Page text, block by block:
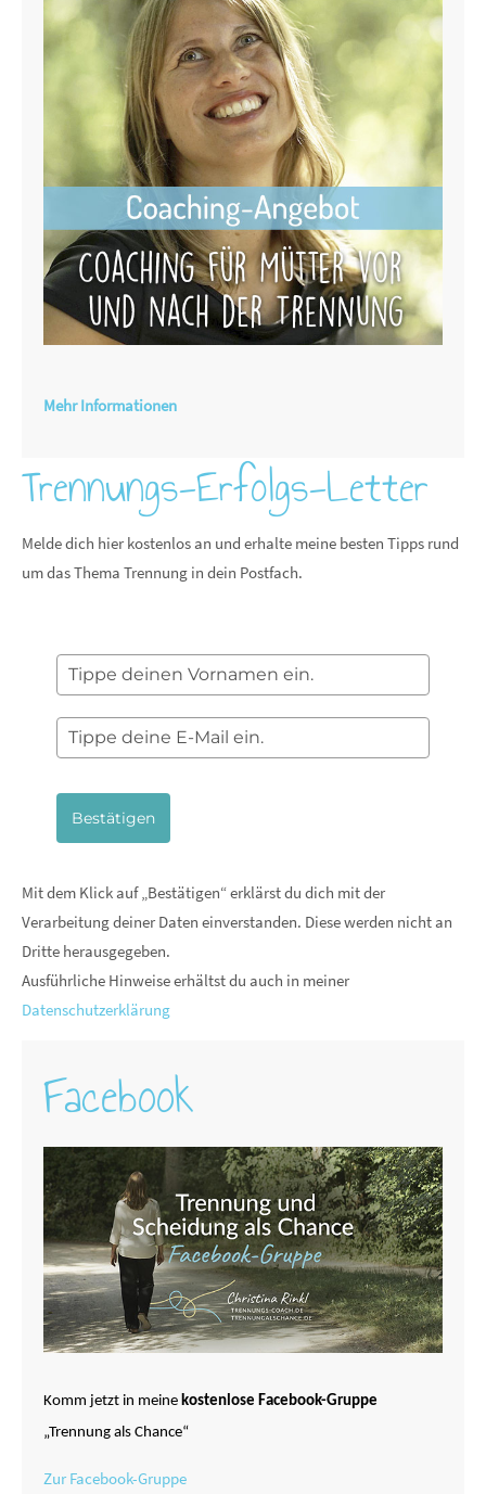
Mehr Informationen
Trennungs-Erfolgs-Letter
Melde dich hier kostenlos an und erhalte meine besten Tipps rund
um das Thema Trennung in dein Postfach.
Bestätigen
Mit dem Klick auf „Bestätigen“ erklärst du dich mit der
Verarbeitung deiner Daten einverstanden. Diese werden nicht an
Dritte herausgegeben.
Ausführliche Hinweise erhältst du auch in meiner
Datenschutzerklärung
Facebook
Komm jetzt in meinekostenlose Facebook-Gruppe
„Trennung als Chance“
Zur Facebook-Gruppe